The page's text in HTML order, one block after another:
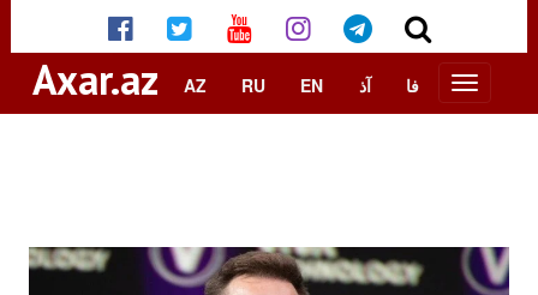
Axar.az AZ RU EN آذ فا